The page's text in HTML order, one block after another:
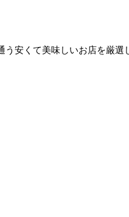
う安くて美味しいお店を厳